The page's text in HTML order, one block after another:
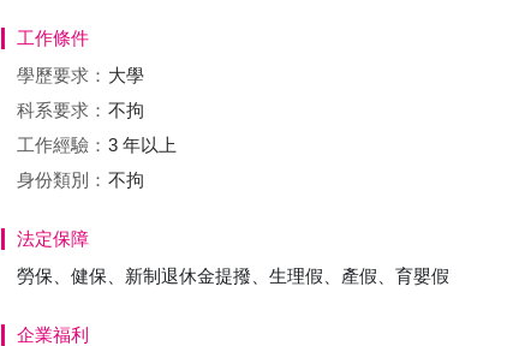
工作條件
學歷要求： 大學
科系要求： 不拘
工作經驗： 3 年以上
身份類別： 不拘
法定保障
勞保、健保、新制退休金提撥、生理假、產假、育嬰假
企業福利